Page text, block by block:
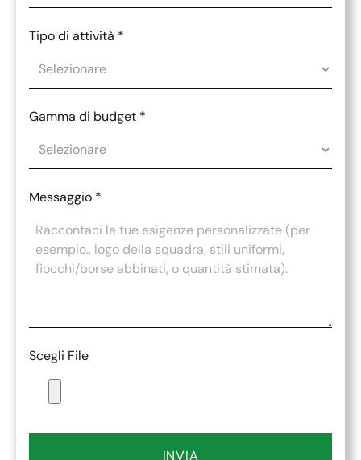
Tipo di attività *
Gamma di budget *
Messaggio *
Scegli File
INVIA